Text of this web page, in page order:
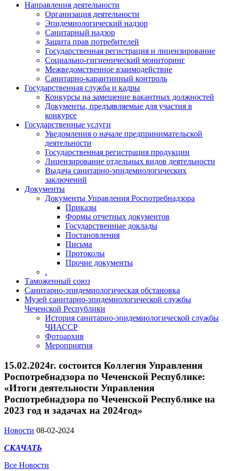
Направления деятельности
Организация деятельности
Эпидемиологический надзор
Санитарный надзор
Защита прав потребителей
Государственная регистрация и лицензирование
Социально-гигиенический мониторинг
Межведомственное взаимодействие
Санитарно-карантинный контроль
Государственная служба и кадры
Конкурсы на замещение вакантных должностей
Документы, предъявляемые для участия в
конкурсе
Государственные услуги
Уведомления о начале предпринимательской
деятельности
Государственная регистрация продукции
Лицензирование отдельных видов деятельности
Выдача санитарно-эпидемиологических
заключений
Документы
Документы Управления Роспотребнадзора
Приказы
Формы отчетных документов
Государственные доклады
Постановления
Письма
Протоколы
Прочие документы
.
Таможенный союз
Санитарно-эпидемиологическая обстановка
Музей санитарно-эпидемиологической службы
Чеченской Республики
История санитарно-эпидемиологической службы
ЧИАССР
Фотоархив
Мероприятия
15.02.2024г. состоится Коллегия Управления
Роспотребнадзора по Чеченской Республике:
«Итоги деятельности Управления
Роспотребнадзора по Чеченской Республике на
2023 год и задачах на 2024год»
Новости 08-02-2024
СКАЧАТЬ
Все Новости